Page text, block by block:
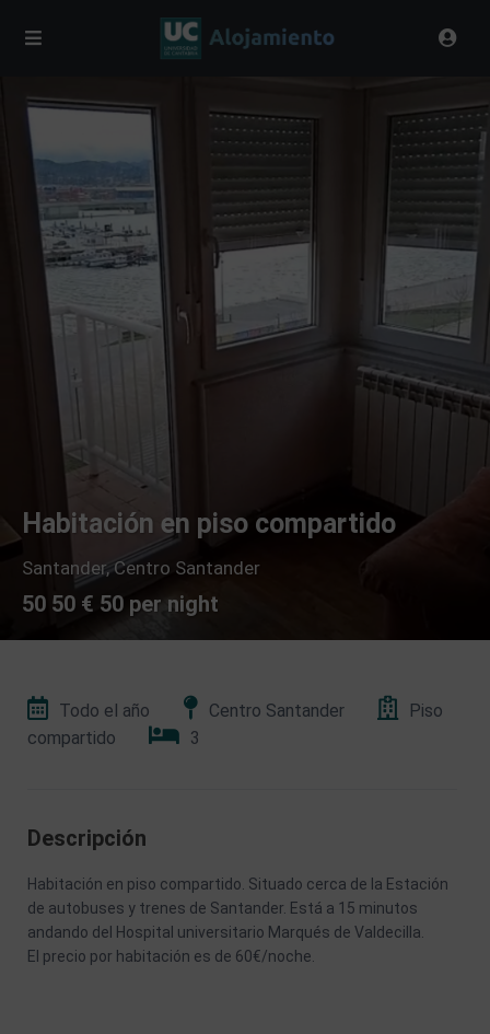
Habitación en piso compartido
Santander,Centro Santander
50 50 € 50 per night
Todo el año Centro Santander
Piso
compartido
3
Descripción
Habitación en piso compartido. Situado cerca de la Estación
de autobuses y trenes de Santander. Está a 15 minutos
andando del Hospital universitario Marqués de Valdecilla.
El precio por habitación es de 60€/noche.